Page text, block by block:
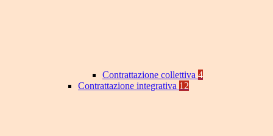
Contrattazione collettiva 4
Contrattazione integrativa 12